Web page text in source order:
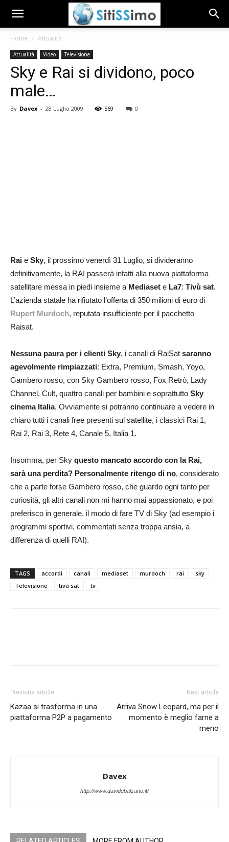
Home Attualità
Attualità Video Televisione
Sky e Rai si dividono, poco
male…
By Davex - 28 Luglio 2009 569 0
Rai e Sky, il prossimo venerdì 31 Luglio, si divideranno
definitivamente, la RAI passerà infatti alla nuova piattaforma
satellitare messa in piedi insieme a Mediaset e La7: Tivù sat.
L’azienda statale ha rifiutato l’offerta di 350 milioni di euro di
Rupert Murdoch, reputata insufficiente per il pacchetto
Raisat.
Nessuna paura per i clienti Sky, i canali di RaiSat saranno
agevolmente rimpiazzati: Extra, Premium, Smash, Yoyo,
Gambero rosso, con Sky Gambero rosso, Fox Retrò, Lady
Channel, Cult, quattro canali per bambini e soprattutto Sky
cinema Italia. Ovviamente si potranno continuare a vedere in
chiaro tutti i canali free presenti sul satellite, i classici Rai 1,
Rai 2, Rai 3, Rete 4, Canale 5, Italia 1.
Insomma, per Sky questo mancato accordo con la Rai,
sarà una perdita? Personalmente ritengo di no, considerato
che a parte forse Gambero rosso, che guardo ogni tanto per
curiosità, gli altri canali non mi hanno mai appassionato, e poi
preferisco in generale, il modo di fare TV di Sky (ad esempio i
programmi sportivi, commentati senza troppa ansia, a
differenza di quelli RAI).
TAGS accordi canali mediaset murdoch rai
sky
Televisione
tivù sat tv
Previous article
Kazaa si trasforma in una
piattaforma P2P a pagamento
Next article
Arriva Snow Leopard, ma per il
momento è meglio farne a
meno
Davex
http://www.davidebalzano.it/